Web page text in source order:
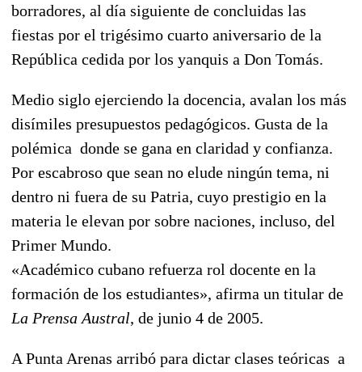
borradores, al día siguiente de concluidas las
fiestas por el trigésimo cuarto aniversario de la
República cedida por los yanquis a Don Tomás.
Medio siglo ejerciendo la docencia, avalan los más
disímiles presupuestos pedagógicos. Gusta de la
polémica donde se gana en claridad y confianza.
Por escabroso que sean no elude ningún tema, ni
dentro ni fuera de su Patria, cuyo prestigio en la
materia le elevan por sobre naciones, incluso, del
Primer Mundo.
«Académico cubano refuerza rol docente en la
formación de los estudiantes», afirma un titular de
La Prensa Austral, de junio 4 de 2005.
A Punta Arenas arribó para dictar clases teóricas a